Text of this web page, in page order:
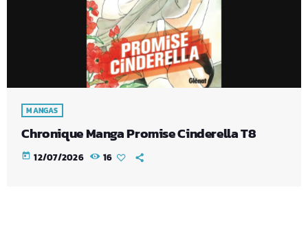
MANGAS
Chronique Manga Promise Cinderella T8
today 12/07/2026 16